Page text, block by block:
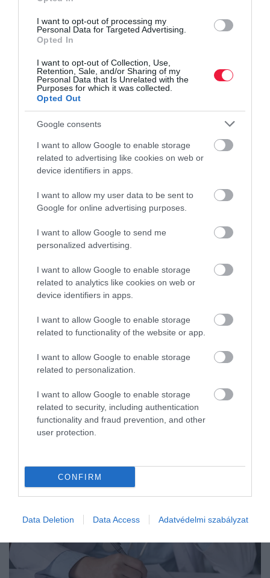
I want to opt-out of processing my
Personal Data for Targeted Advertising.
Opted In
I want to opt-out of Collection, Use,
Retention, Sale, and/or Sharing of my
Personal Data that Is Unrelated with the
Purposes for which it was collected.
Opted Out
Google consents
I want to allow Google to enable storage
related to advertising like cookies on web or
device identifiers in apps.
I want to allow my user data to be sent to
Google for online advertising purposes.
I want to allow Google to send me
personalized advertising.
I want to allow Google to enable storage
related to analytics like cookies on web or
device identifiers in apps.
I want to allow Google to enable storage
related to functionality of the website or app.
I want to allow Google to enable storage
related to personalization.
I want to allow Google to enable storage
related to security, including authentication
functionality and fraud prevention, and other
user protection.
CONFIRM
Data Deletion Data Access Adatvédelmi szabályzat
ÜZEMANYAGOK
Ellentétes irányba mozdul a benzin és a gázolaj
nagykereskedelmi ára
Szerdán a benzin és a gázolaj nagykereskedelmi ára is változik. A
benzin esetében bruttó 3 forinttal csökken a beszerzési ár, a
gázolaj ára viszont bruttó 5 forinttal emelkedik, írja a…